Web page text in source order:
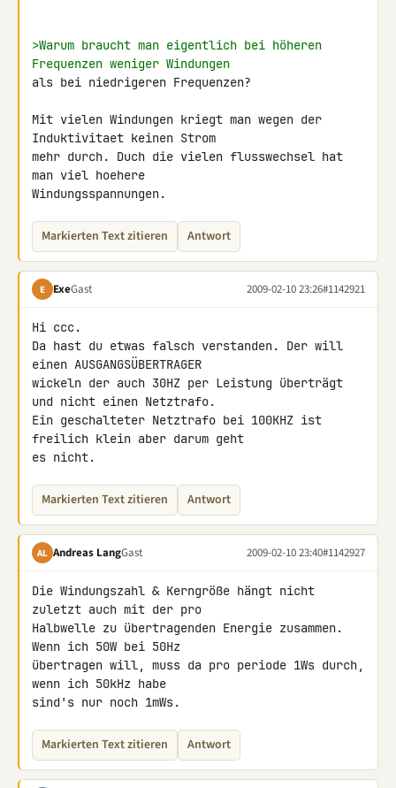
>Warum braucht man eigentlich bei höheren
Frequenzen weniger Windungen
als bei niedrigeren Frequenzen?
Mit vielen Windungen kriegt man wegen der
Induktivitaet keinen Strom
mehr durch. Duch die vielen flusswechsel hat
man viel hoehere
Windungsspannungen.
Markierten Text zitieren Antwort
E ExeGast 2009-02-10 23:26#1142921
Hi ccc.
Da hast du etwas falsch verstanden. Der will
einen AUSGANGSÜBERTRAGER
wickeln der auch 30HZ per Leistung überträgt
und nicht einen Netztrafo.
Ein geschalteter Netztrafo bei 100KHZ ist
freilich klein aber darum geht
es nicht.
Markierten Text zitieren Antwort
AL Andreas LangGast 2009-02-10 23:40#1142927
Die Windungszahl & Kerngröße hängt nicht
zuletzt auch mit der pro
Halbwelle zu übertragenden Energie zusammen.
Wenn ich 50W bei 50Hz
übertragen will, muss da pro periode 1Ws durch,
wenn ich 50kHz habe
sind's nur noch 1mWs.
Markierten Text zitieren Antwort